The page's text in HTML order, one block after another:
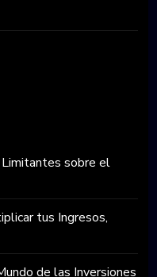
Limitantes sobre el
tus Ingresos,
de las Inversiones